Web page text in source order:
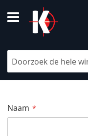
naar
de
Neem
Naam